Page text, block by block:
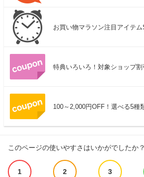
お買い物マラソン注目アイテ
特典いろいろ！対象ショップ割
100～2,000円OFF！選べる5種
このページの使いやすさはいかがでしたか？
1 2 3